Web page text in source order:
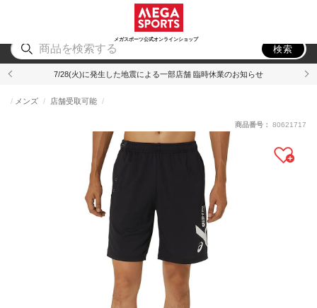
メガスポーツ公式オンラインショップ
アウトドア
検索
7/28(火)に発生した地震による一部店舗 臨時休業のお知らせ
メンズ 店舗受取可能
商品番号： 80621717